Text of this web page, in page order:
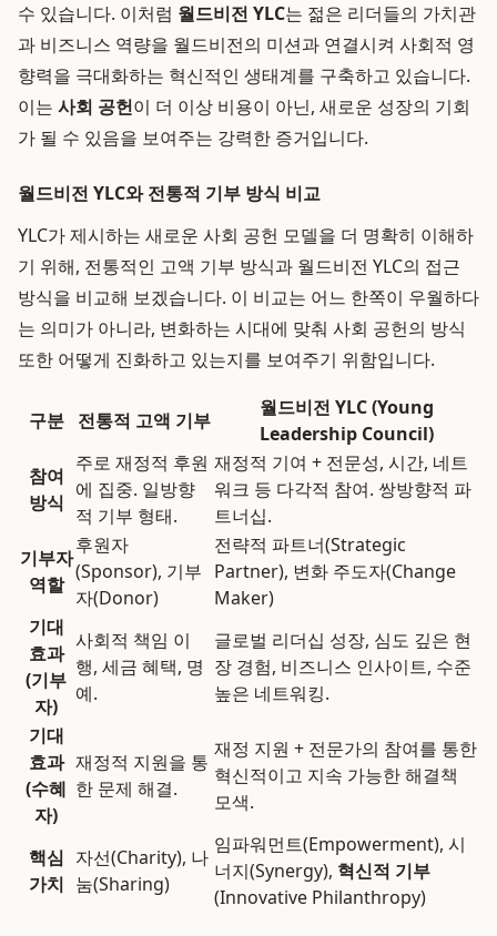
수 있습니다. 이처럼 월드비전 YLC는 젊은 리더들의 가치관
과 비즈니스 역량을 월드비전의 미션과 연결시켜 사회적 영
향력을 극대화하는 혁신적인 생태계를 구축하고 있습니다.
이는 사회 공헌이 더 이상 비용이 아닌, 새로운 성장의 기회
가 될 수 있음을 보여주는 강력한 증거입니다.
월드비전 YLC와 전통적 기부 방식 비교
YLC가 제시하는 새로운 사회 공헌 모델을 더 명확히 이해하
기 위해, 전통적인 고액 기부 방식과 월드비전 YLC의 접근
방식을 비교해 보겠습니다. 이 비교는 어느 한쪽이 우월하다
는 의미가 아니라, 변화하는 시대에 맞춰 사회 공헌의 방식
또한 어떻게 진화하고 있는지를 보여주기 위함입니다.
구분 전통적 고액 기부
월드비전 YLC (Young
Leadership Council)
참여
방식
주로 재정적 후원
에 집중. 일방향
적 기부 형태.
재정적 기여 + 전문성, 시간, 네트
워크 등 다각적 참여. 쌍방향적 파
트너십.
기부자
역할
후원자
(Sponsor), 기부
자(Donor)
전략적 파트너(Strategic
Partner), 변화 주도자(Change
Maker)
기대
효과
(기부
자)
사회적 책임 이
행, 세금 혜택, 명
예.
글로벌 리더십 성장, 심도 깊은 현
장 경험, 비즈니스 인사이트, 수준
높은 네트워킹.
기대
효과
(수혜
자)
재정적 지원을 통
한 문제 해결.
재정 지원 + 전문가의 참여를 통한
혁신적이고 지속 가능한 해결책
모색.
핵심
가치
자선(Charity), 나
눔(Sharing)
임파워먼트(Empowerment), 시
너지(Synergy), 혁신적 기부
(Innovative Philanthropy)